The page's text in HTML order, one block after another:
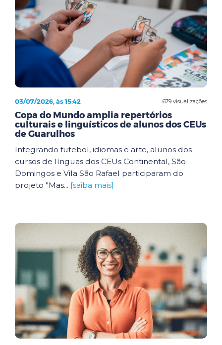
679 visualizações
03/07/2026, às 15:42
Copa do Mundo amplia repertórios
culturais e linguísticos de alunos dos CEUs
de Guarulhos
Integrando futebol, idiomas e arte, alunos dos
cursos de línguas dos CEUs Continental, São
Domingos e Vila São Rafael participaram do
projeto "Mas... [saiba mais]